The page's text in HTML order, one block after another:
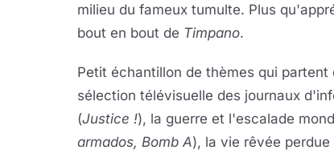
milieu du fameux tumulte. Plus
bout en bout de Timpano.
Petit échantillon de thèmes qui
sélection télévisuelle des journaux
(Justice !), la guerre et l'escalade
armados, Bomb A), la vie rêvée